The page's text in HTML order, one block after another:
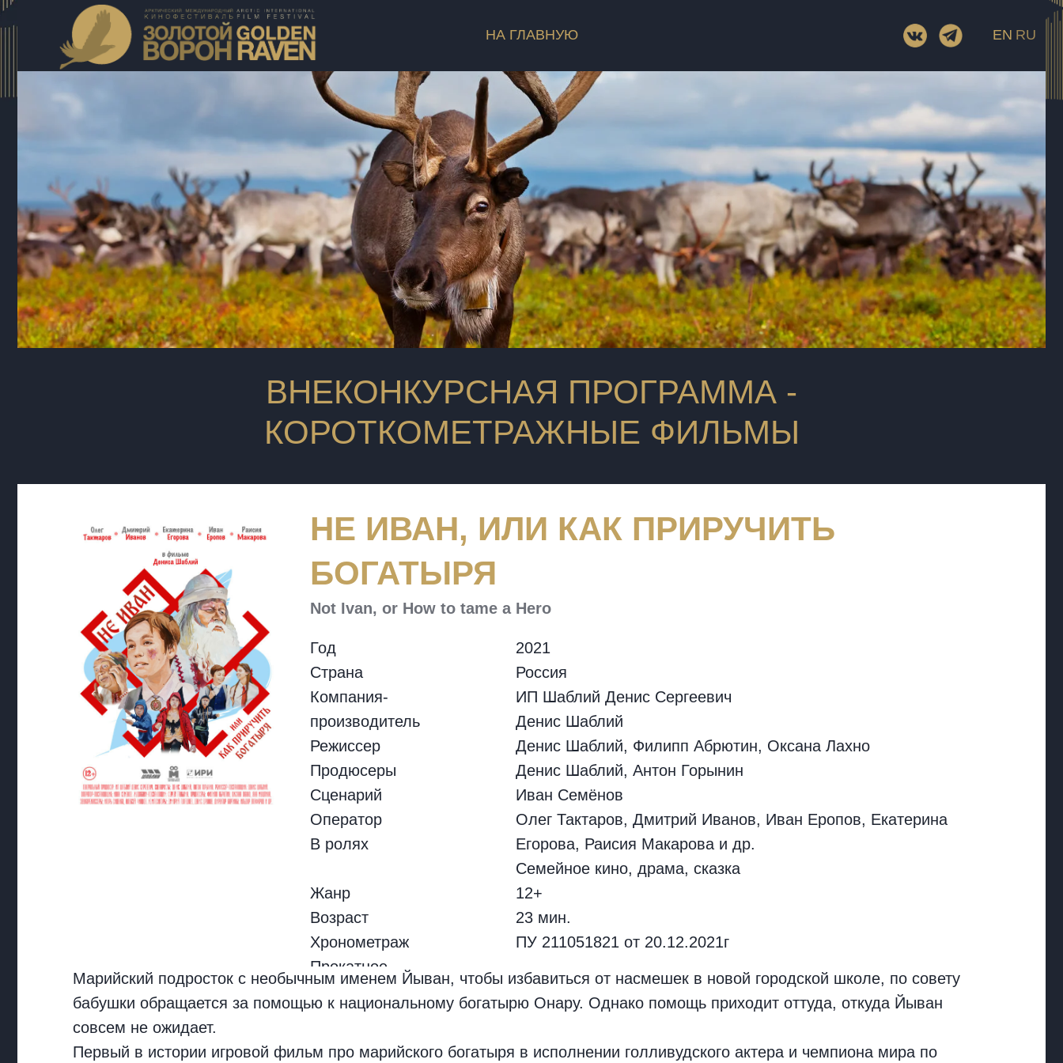
НА ГЛАВНУЮ EN RU
ВНЕКОНКУРСНАЯ ПРОГРАММА -
КОРОТКОМЕТРАЖНЫЕ ФИЛЬМЫ
Возраст
Хронометраж
Прокатное
удостоверение
Возраст
Прокатное
удостоверение
кино, драма,
сказка
12+
211051821 от
20.12.2021г
Возраст
Хронометраж
Прокатное
удостоверение
оператор
продюсеры
Год
Страна
Компания-
производитель
Режиссер
Продюсеры
Сценарий
Оператор
В ролях
Жанр
Возраст
Хронометраж
Прокатное
композитор
сопродюсеры
Хронометраж
Прокатное удостоверение
2021
Россия
ИП Шаблий Денис Сергеевич
Денис Шаблий
Денис Шаблий, Филипп Абрютин, Оксана Лахно
Денис Шаблий, Антон Горынин
Иван Семёнов
Олег Тактаров, Дмитрий Иванов, Иван Еропов, Екатерина
Егорова, Раисия Макарова и др.
Семейное кино, драма, сказка
12+
23 мин.
ПУ 211051821 от 20.12.2021г
НЕ ИВАН, ИЛИ КАК ПРИРУЧИТЬ
БОГАТЫРЯ
Not Ivan, or How to tame a Hero
Марийский подросток с необычным именем Йыван, чтобы избавиться от насмешек в новой городской школе, по совету
бабушки обращается за помощью к национальному богатырю Онару. Однако помощь приходит оттуда, откуда Йыван
совсем не ожидает.
Первый в истории игровой фильм про марийского богатыря в исполнении голливудского актера и чемпиона мира по